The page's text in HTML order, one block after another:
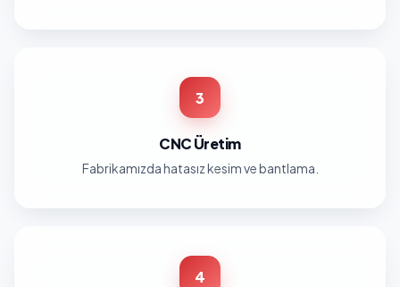
3
CNC Üretim
Fabrikamızda hatasız kesim ve bantlama.
4